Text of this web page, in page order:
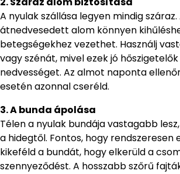
A nyulak szállása legyen mindig
átnedvesedett alom könnyen
betegségekhez vezethet. Használj
vagy szénát, mivel ezek jó
nedvességet. Az almot naponta
esetén azonnal cseréld.
3. A bunda ápolása
Télen a nyulak bundája vastagabb
a hidegtől. Fontos, hogy rendszeresen
kikeféld a bundát, hogy elkerüld a
szennyeződést. A hosszabb szőrű